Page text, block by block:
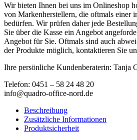
Wir bieten Ihnen bei uns im Onlineshop
von Markenherstellern, die oftmals einer
bedürfen. Wir prüfen daher jede
Sie über die Kasse ein Angebot
Angebot für Sie. Oftmals sind auch
der Produkte möglich, kontaktieren Sie
Ihre persönliche Kundenberaterin: Tanja
Telefon: 0451 – 58 24 48 20
info@quadro-office-nord.de
Beschreibung
Zusätzliche Informationen
Produktsicherheit